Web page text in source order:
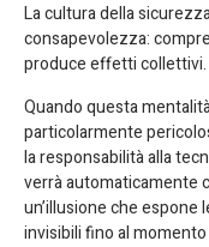
La cultura della
consapevolezza:
produce effetti collettivi.
Quando questa
particolarmente
la responsabilità alla
verrà automaticamente
un’illusione che
invisibili fino al